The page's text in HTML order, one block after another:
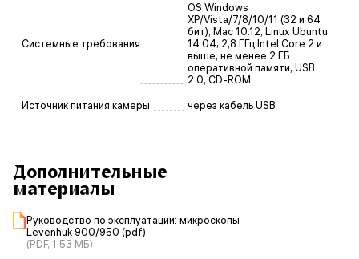
Системные требования
OS Windows
XP/Vista/7/8/10/11 (32 и 64
бит), Mac 10.12, Linux Ubuntu
14.04; 2,8 ГГц Intel Core 2 и
выше, не менее 2 ГБ
оперативной памяти, USB
2.0, CD-ROM
Источник питания камеры через кабель USB
Дополнительные
материалы
Руководство по эксплуатации: микроскопы
Levenhuk 900/950 (pdf)
(PDF, 1.53 МБ)